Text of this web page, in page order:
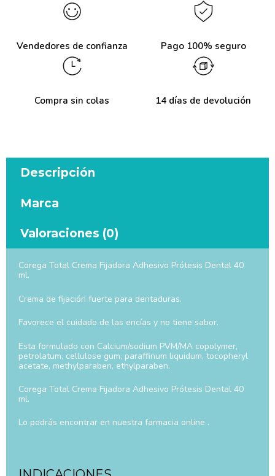
Vendedores de confianza Pago 100% seguro
Compra sin colas 14 días de devolución
Descripción
Marca
Valoraciones (0)
Corega Total Crema Fijadora Adhesivo Prótesis Dental 40
ml.
Crema de fijación fuerte para dentaduras.
Favorece el cuidado de las encías y no tiene sabor.
Esta formulado con Calcium/sodium PVM/MA copolymer,
petrolatum, cellulose gum, paraffinum liquidum, tocopheryl
acetate, methylparaben, ethylparaben.
Corega Total Crema Fijadora Adhesivo Prótesis Dental 40
ml.
Lo podrás encontrar en nuestra farmacia online .